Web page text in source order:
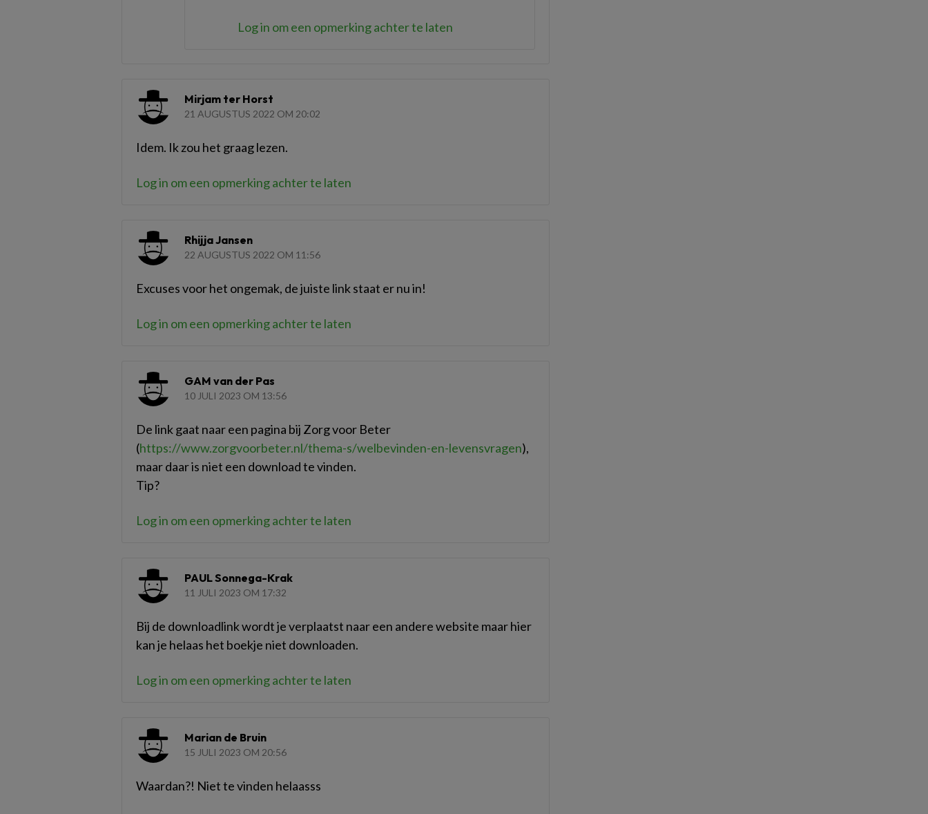
Log in om een opmerking achter te laten
Mirjam ter Horst
21 AUGUSTUS 2022 OM 20:02
Idem. Ik zou het graag lezen.
Log in om een opmerking achter te laten
Rhijja Jansen
22 AUGUSTUS 2022 OM 11:56
Excuses voor het ongemak, de juiste link staat er nu in!
Log in om een opmerking achter te laten
GAM van der Pas
10 JULI 2023 OM 13:56
De link gaat naar een pagina bij Zorg voor Beter
(https://www.zorgvoorbeter.nl/thema-s/welbevinden-en-levensvragen),
maar daar is niet een download te vinden.
Tip?
Log in om een opmerking achter te laten
PAUL Sonnega-Krak
11 JULI 2023 OM 17:32
Bij de downloadlink wordt je verplaatst naar een andere website maar hier
kan je helaas het boekje niet downloaden.
Log in om een opmerking achter te laten
Marian de Bruin
15 JULI 2023 OM 20:56
Waardan?! Niet te vinden helaasss